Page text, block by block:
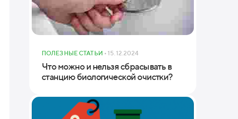
ПОЛЕЗНЫЕ СТАТЬИ • 15.12.2024
Что можно и нельзя сбрасывать в
станцию биологической очистки?